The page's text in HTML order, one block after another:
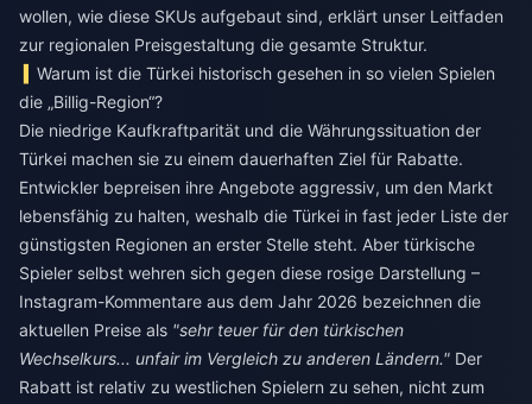
wollen, wie diese SKUs aufgebaut sind, erklärt unser Leitfaden
zur regionalen Preisgestaltung die gesamte Struktur.
Warum ist die Türkei historisch gesehen in so vielen Spielen
die „Billig-Region“?
Die niedrige Kaufkraftparität und die Währungssituation der
Türkei machen sie zu einem dauerhaften Ziel für Rabatte.
Entwickler bepreisen ihre Angebote aggressiv, um den Markt
lebensfähig zu halten, weshalb die Türkei in fast jeder Liste der
günstigsten Regionen an erster Stelle steht. Aber türkische
Spieler selbst wehren sich gegen diese rosige Darstellung –
Instagram-Kommentare aus dem Jahr 2026 bezeichnen die
aktuellen Preise als "sehr teuer für den türkischen
Wechselkurs... unfair im Vergleich zu anderen Ländern." Der
Rabatt ist relativ zu westlichen Spielern zu sehen, nicht zum